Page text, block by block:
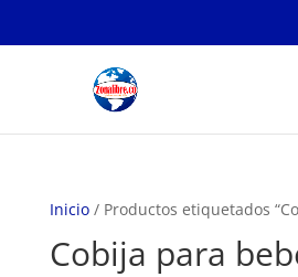
Inicio/ Productos etiquetados
Cobija para